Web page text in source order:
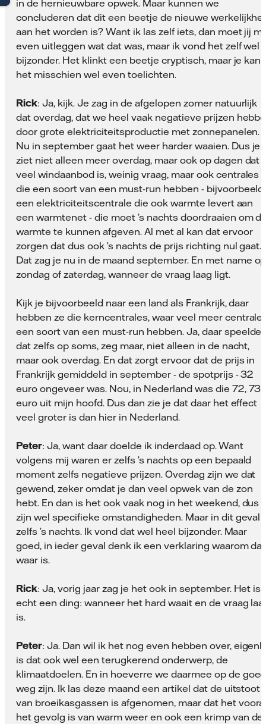
in de hernieuwbare opwek. Maar kunnen we
concluderen dat dit een beetje de nieuwe
aan het worden is? Want ik las zelf iets, dan moet jij
even uitleggen wat dat was, maar ik vond het zelf wel
bijzonder. Het klinkt een beetje cryptisch, maar je kan
het misschien wel even toelichten.
Rick: Ja, kijk. Je zag in de afgelopen zomer natuurlijk
dat overdag, dat we heel vaak negatieve prijzen
door grote elektriciteitsproductie met zonnepanelen.
Nu in september gaat het weer harder waaien. Dus je
ziet niet alleen meer overdag, maar ook op dagen dat
veel windaanbod is, weinig vraag, maar ook centrales
die een soort van een must-run hebben - bijvoorbeeld
een elektriciteitscentrale die ook warmte levert aan
een warmtenet - die moet ’s nachts doordraaien om
warmte te kunnen afgeven. Al met al kan dat ervoor
zorgen dat dus ook ’s nachts de prijs richting nul gaat.
Dat zag je nu in de maand september. En met name op
zondag of zaterdag, wanneer de vraag laag ligt.
Kijk je bijvoorbeeld naar een land als Frankrijk, daar
hebben ze die kerncentrales, waar veel meer
een soort van een must-run hebben. Ja, daar speelde
dat zelfs op soms, zeg maar, niet alleen in de nacht,
maar ook overdag. En dat zorgt ervoor dat de prijs in
Frankrijk gemiddeld in september - de spotprijs - 32
euro ongeveer was. Nou, in Nederland was die 72, 73
euro uit mijn hoofd. Dus dan zie je dat daar het effect
veel groter is dan hier in Nederland.
Peter: Ja, want daar doelde ik inderdaad op. Want
volgens mij waren er zelfs ’s nachts op een bepaald
moment zelfs negatieve prijzen. Overdag zijn we dat
gewend, zeker omdat je dan veel opwek van de zon
hebt. En dan is het ook vaak nog in het weekend, dus
zijn wel specifieke omstandigheden. Maar in dit geval
zelfs ’s nachts. Ik vond dat wel heel bijzonder. Maar
goed, in ieder geval denk ik een verklaring waarom dat
waar is.
Rick: Ja, vorig jaar zag je het ook in september. Het is
echt een ding: wanneer het hard waait en de vraag
is.
Peter: Ja. Dan wil ik het nog even hebben over,
is dat ook wel een terugkerend onderwerp, de
klimaatdoelen. En in hoeverre we daarmee op de
weg zijn. Ik las deze maand een artikel dat de uitstoot
van broeikasgassen is afgenomen, maar dat het
het gevolg is van warm weer en ook een krimp van de